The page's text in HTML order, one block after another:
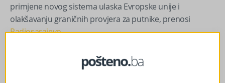
primjene novog sistema ulaska Evropske unije i
olakšavanju graničnih provjera za putnike, prenosi
Radiosarajevo.